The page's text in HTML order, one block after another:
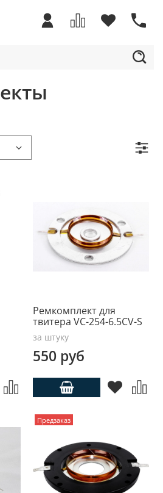
Ремкомплект для
твитера VC-254-6.5CV-S
за штуку
550 руб
Предзаказ